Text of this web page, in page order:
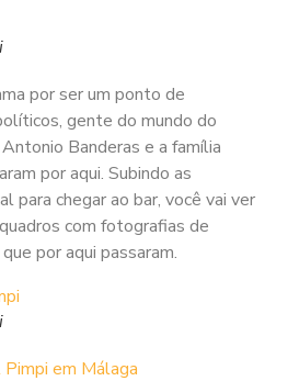
por ser um ponto de
gente do mundo do
Banderas e a família
por aqui. Subindo as
para chegar ao bar, você vai ver
com fotografias de
por aqui passaram.